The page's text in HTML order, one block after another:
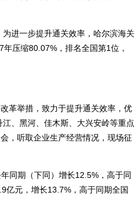
进一步提升通关效率，哈尔滨海关
压缩80.07%，排名全国第1位，
革举措，致力于提升通关效率，优
、黑河、佳木斯、大兴安岭等重点
，听取企业生产经营情况，现场征
同期（下同）增长12.5%，高于同
亿元，增长13.7%，高于同期全国